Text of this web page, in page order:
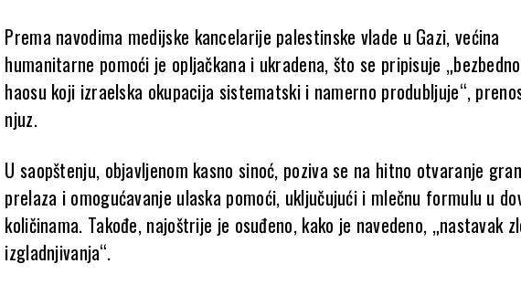
Prema navodima medijske kancelarije palestinske vlade u Gazi, većina
humanitarne pomoći je opljačkana i ukradena, što se pripisuje
haosu koji izraelska okupacija sistematski i namerno produbljuje“,
njuz.
U saopštenju, objavljenom kasno sinoć, poziva se na hitno otvaranje
prelaza i omogućavanje ulaska pomoći, uključujući i mlečnu formulu u
količinama. Takođe, najoštrije je osuđeno, kako je navedeno, „nastavak
izgladnjivanja“.